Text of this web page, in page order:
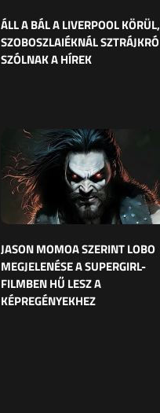
ÁLL A BÁL A LIVERPOOL KÖRÜL,
SZOBOSZLAIÉKNÁL
SZÓLNAK A HÍREK
JASON MOMOA SZERINT LOBO
MEGJELENÉSE A SUPERGIRL-
FILMBEN HŰ LESZ A
KÉPREGÉNYEKHEZ